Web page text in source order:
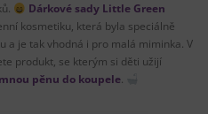
Dárkové sady Little Green
kosmetiku, která byla speciálně
a je tak vhodná i pro malá miminka. V
produkt, se kterým si děti užijí
pěnu do koupele.